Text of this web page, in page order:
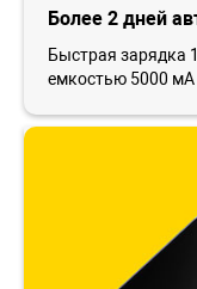
Более 2 дней
Быстрая зарядка
емкостью 5000 мА